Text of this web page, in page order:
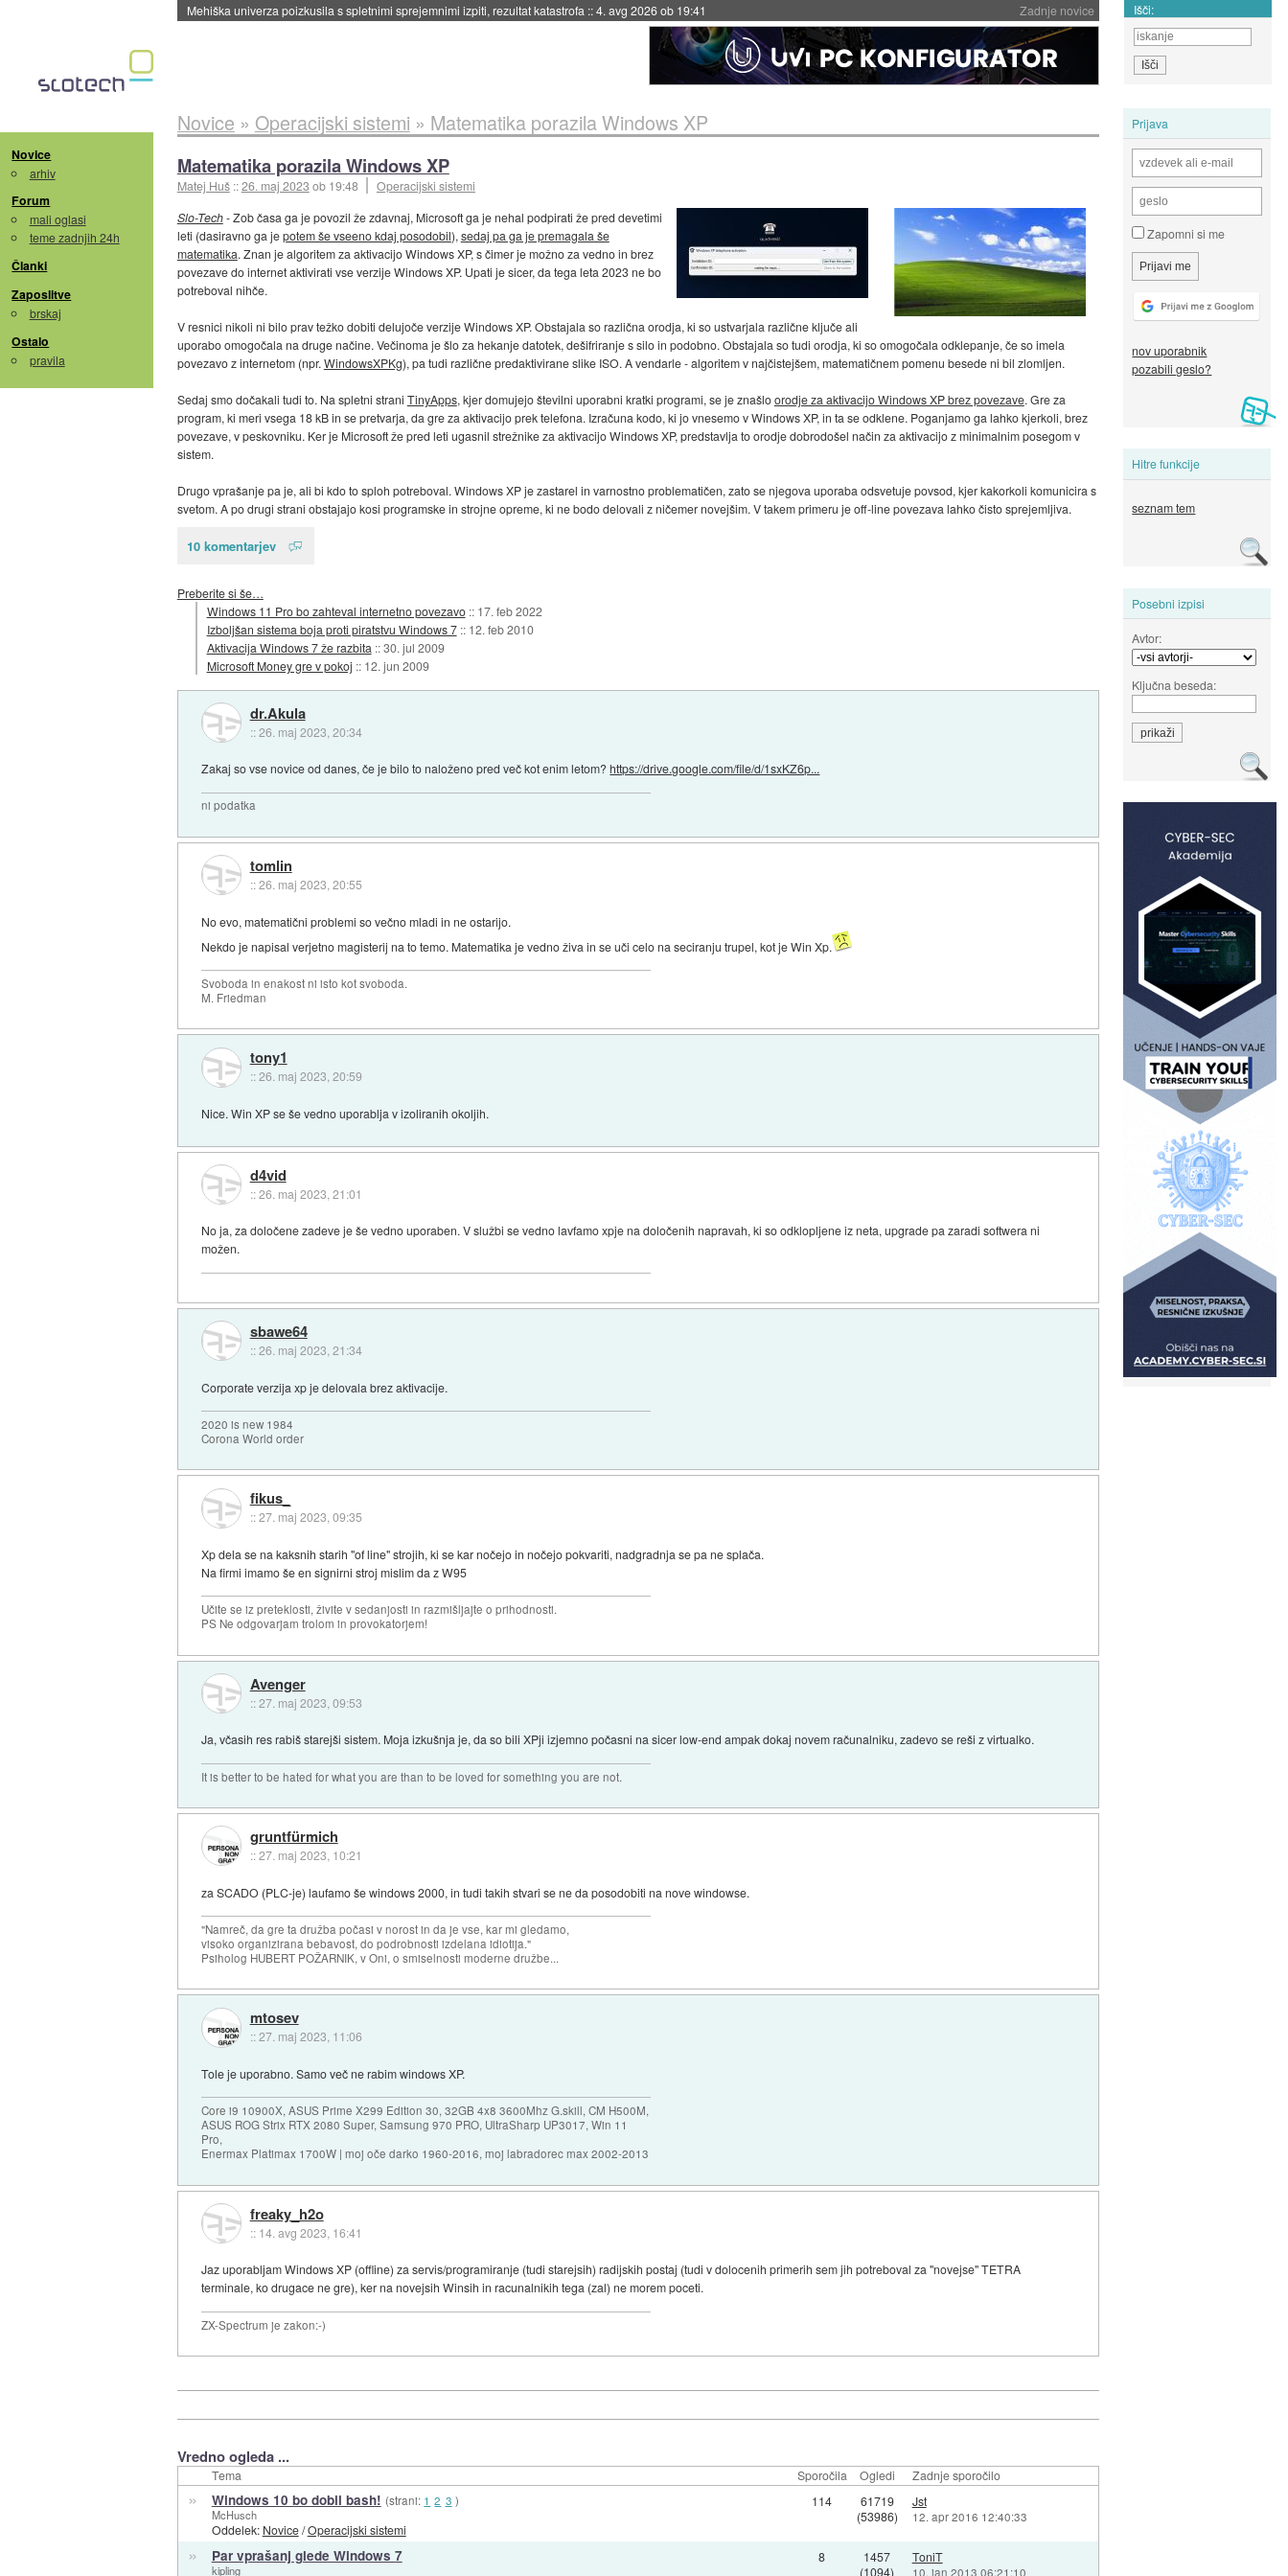
Zadnje novice
Mehiška univerza poizkusila s spletnimi sprejemnimi izpiti, rezultat katastrofa ::4. avg 2026 ob 19:41 Išči:
Novice
arhiv
Forum
mali oglasi
teme zadnjih 24h
Članki
Zaposlitve
brskaj
Ostalo
pravila
Prijava
Zapomni si me
nov uporabnik
pozabili geslo?
Hitre funkcije
seznam tem
Posebni izpisi
Avtor:
Ključna beseda:
Novice » Operacijski sistemi » Matematika porazila Windows XP
Matematika porazila Windows XP
Matej Huš ::26. maj 2023 ob 19:48
Operacijski sistemi
Slo-Tech- Zob časa ga je povozil že zdavnaj, Microsoft ga je nehal podpirati že pred devetimi
leti (dasiravno ga jepotem še vseeno kdaj posodobil), sedaj pa ga je premagala še
matematika. Znan je algoritem za aktivacijo Windows XP, s čimer je možno za vedno in brez
povezave do internet aktivirati vse verzije Windows XP. Upati je sicer, da tega leta 2023 ne bo
potreboval nihče.
V resnici nikoli ni bilo prav težko dobiti delujoče verzije Windows XP. Obstajala so različna orodja, ki so ustvarjala različne ključe ali
uporabo omogočala na druge načine. Večinoma je šlo za hekanje datotek, dešifriranje s silo in podobno. Obstajala so tudi orodja, ki so omogočala odklepanje, če so imela
povezavo z internetom (npr. WindowsXPKg), pa tudi različne predaktivirane slike ISO. A vendarle - algoritem v najčistejšem, matematičnem pomenu besede ni bil zlomljen.
Sedaj smo dočakali tudi to. Na spletni strani TinyApps, kjer domujejo številni uporabni kratki programi, se je znašloorodje za aktivacijo Windows XP brez povezave. Gre za
program, ki meri vsega 18 kB in se pretvarja, da gre za aktivacijo prek telefona. Izračuna kodo, ki jo vnesemo v Windows XP, in ta se odklene. Poganjamo ga lahko kjerkoli, brez
povezave, v peskovniku. Ker je Microsoft že pred leti ugasnil strežnike za aktivacijo Windows XP, predstavlja to orodje dobrodošel način za aktivacijo z minimalnim posegom v
sistem.
Drugo vprašanje pa je, ali bi kdo to sploh potreboval. Windows XP je zastarel in varnostno problematičen, zato se njegova uporaba odsvetuje povsod, kjer kakorkoli komunicira s
svetom. A po drugi strani obstajajo kosi programske in strojne opreme, ki ne bodo delovali z ničemer novejšim. V takem primeru je off-line povezava lahko čisto sprejemljiva.
10 komentarjev
Preberite si še…
Windows 11 Pro bo zahteval internetno povezavo :: 17. feb 2022
Izboljšan sistema boja proti piratstvu Windows 7 :: 12. feb 2010
Aktivacija Windows 7 že razbita ::30. jul 2009
Microsoft Money gre v pokoj :: 12. jun 2009
dr.Akula
::26. maj 2023, 20:34
Zakaj so vse novice od danes, če je bilo to naloženo pred več kot enim letom?https://drive.google.com/file/d/1sxKZ6p...
ni podatka
tomlin
::26. maj 2023, 20:55
No evo, matematični problemi so večno mladi in ne ostarijo.
Nekdo je napisal verjetno magisterij na to temo. Matematika je vedno živa in se uči celo na seciranju trupel, kot je Win Xp.
Svoboda in enakost ni isto kot svoboda.
M. Friedman
tony1
::26. maj 2023, 20:59
Nice. Win XP se še vedno uporablja v izoliranih okoljih.
d4vid
::26. maj 2023, 21:01
No ja, za določene zadeve je še vedno uporaben. V službi se vedno lavfamo xpje na določenih napravah, ki so odklopljene iz neta, upgrade pa zaradi softwera ni
možen.
sbawe64
::26. maj 2023, 21:34
Corporate verzija xp je delovala brez aktivacije.
2020 is new 1984
Corona World order
fikus_
::27. maj 2023, 09:35
Xp dela se na kaksnih starih "of line" strojih, ki se kar nočejo in nočejo pokvariti, nadgradnja se pa ne splača.
Na firmi imamo še en signirni stroj mislim da z W95
Učite se iz preteklosti, živite v sedanjosti in razmišljajte o prihodnosti.
PS Ne odgovarjam trolom in provokatorjem!
Avenger
::27. maj 2023, 09:53
Ja, včasih res rabiš starejši sistem. Moja izkušnja je, da so bili XPji izjemno počasni na sicer low-end ampak dokaj novem računalniku, zadevo se reši z virtualko.
It is better to be hated for what you are than to be loved for something you are not.
gruntfürmich
::27. maj 2023, 10:21
za SCADO (PLC-je) laufamo še windows 2000, in tudi takih stvari se ne da posodobiti na nove windowse.
"Namreč, da gre ta družba počasi v norost in da je vse, kar mi gledamo,
visoko organizirana bebavost, do podrobnosti izdelana idiotija."
Psiholog HUBERT POŽARNIK, v Oni, o smiselnosti moderne družbe...
mtosev
::27. maj 2023, 11:06
Tole je uporabno. Samo več ne rabim windows XP.
Core i9 10900X, ASUS Prime X299 Edition 30, 32GB 4x8 3600Mhz G.skill, CM H500M,
ASUS ROG Strix RTX 2080 Super, Samsung 970 PRO, UltraSharp UP3017, Win 11
Pro,
Enermax Platimax 1700W | moj oče darko 1960-2016, moj labradorec max 2002-2013
freaky_h2o
:: 14. avg 2023, 16:41
Jaz uporabljam Windows XP (offline) za servis/programiranje (tudi starejsih) radijskih postaj (tudi v dolocenih primerih sem jih potreboval za "novejse" TETRA
terminale, ko drugace ne gre), ker na novejsih Winsih in racunalnikih tega (zal) ne morem poceti.
ZX-Spectrum je zakon:-)
Vredno ogleda ...
Tema Sporočila Ogledi Zadnje sporočilo
» Windows 10 bo dobil bash! (strani: 1 2 3 )
McHusch
Oddelek: Novice/Operacijski sistemi
114
61719
(53986)
Jst
12. apr 2016 12:40:33
» Par vprašanj glede Windows 7
kipling
8
1457
(1094)
ToniT
10. jan 2013 06:21:10